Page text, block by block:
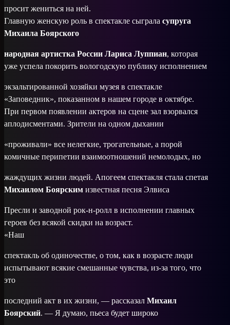
просит жениться на ней.
Главную женскую роль в спектакле сыграла супруга
Михаила Боярского
народная артистка России Лариса Луппиан, которая
уже успела покорить вологодскую публику исполнением
экзальтированной хозяйки музея в спектакле
«Заповедник», показанном в нашем городе в октябре.
При первом появлении актеров на сцене зал взорвался
аплодисментами. Зрители на одном дыхании
«проживали» все нелегкие, трогательные, а порой
комичные перипетии взаимоотношений немолодых, но
жаждущих жизни людей. Апогеем спектакля стала спетая
Михаилом Боярским известная песня Элвиса
Пресли и заводной рок-н-ролл в исполнении главных
героев без всякой скидки на возраст.
«Наш
спектакль об одиночестве, о том, как в возрасте люди
испытывают всякие смешанные чувства, из-за того, что
это
последний акт в их жизни, — рассказал Михаил
Боярский. — Я думаю, пьеса будет широко